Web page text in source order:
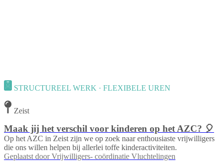
STRUCTUREEL WERK · FLEXIBELE UREN
Zeist
Maak jij het verschil voor kinderen op het AZC? 🎈
Op het AZC in Zeist zijn we op zoek naar enthousiaste vrijwilligers
die ons willen helpen bij allerlei toffe kinderactiviteiten.
Geplaatst door Vrijwilligers- coördinatie Vluchtelingen